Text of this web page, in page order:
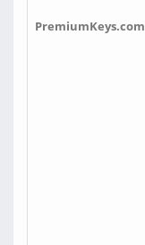
PremiumKeys.com